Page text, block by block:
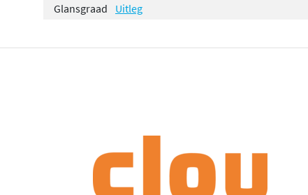
Glansgraad
Uitleg